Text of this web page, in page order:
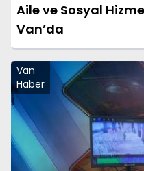
Aile ve Sosyal
Van’da
Van
Haber